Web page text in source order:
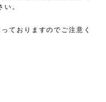
。
ておりますのでご注意く